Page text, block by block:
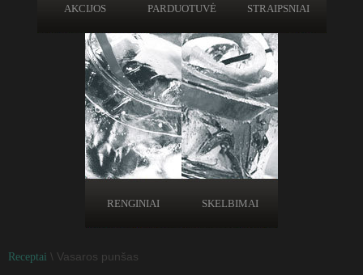
AKCIJOS PARDUOTUVĖ STRAIPSNIAI
RENGINIAI SKELBIMAI
Receptai \ Vasaros punšas